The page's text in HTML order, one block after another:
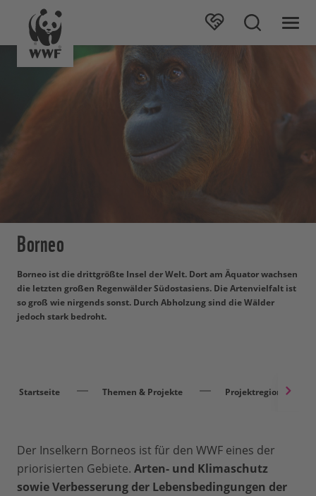
Borneo
Borneo ist die drittgrößte Insel der Welt. Dort am Äquator wachsen
die letzten großen Regenwälder Südostasiens. Die Artenvielfalt ist
so groß wie nirgends sonst. Durch Abholzung sind die Wälder
jedoch stark bedroht.
Startseite Themen & Projekte Projektregionen
Der Inselkern Borneos ist für den WWF eines der
priorisierten Gebiete. Arten- und Klimaschutz
sowie Verbesserung der Lebensbedingungen der